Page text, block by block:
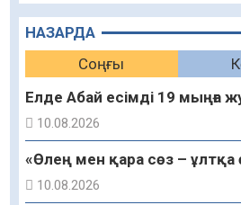
НАЗАРДА
Соңғы
Елде Абай есімді 19 мыңға
10.08.2026
«Өлең мен қара сөз – ұлтқа
10.08.2026